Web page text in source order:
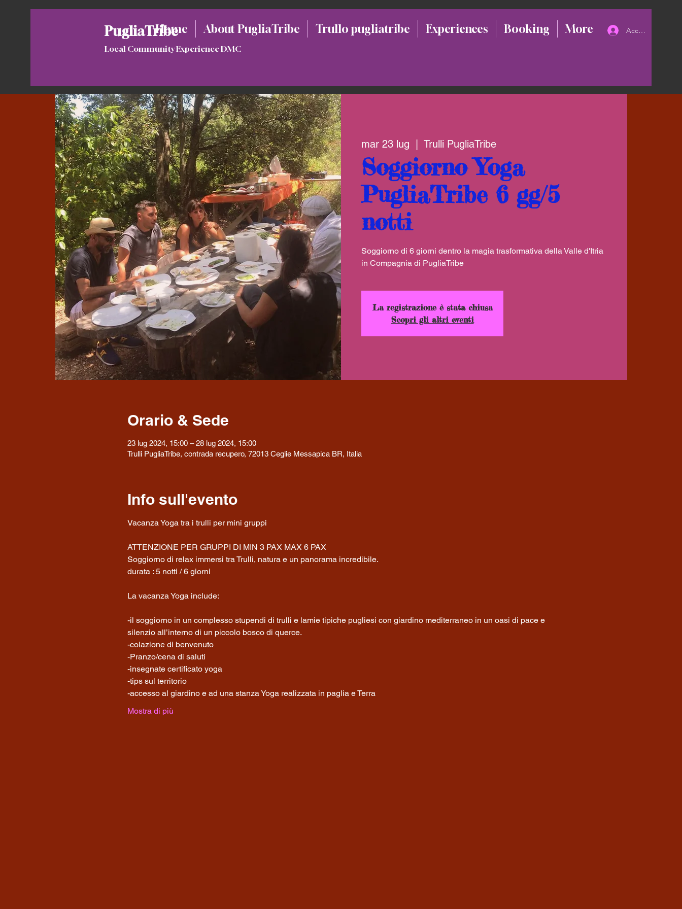
PugliaTribe
Local Community Experience DMC
Home About PugliaTribe Trullo pugliatribe Experiences Booking More Accedi
mar 23 lug Trulli PugliaTribe
Soggiorno Yoga
PugliaTribe 6 gg/5
notti
Soggiorno di 6 giorni dentro la magia trasformativa della Valle d'Itria
La registrazione è stata chiusa
Scopri gli altri eventi
Orario & Sede
23 lug 2024, 15:00 – 28 lug 2024, 15:00
Trulli PugliaTribe, contrada recupero, 72013 Ceglie Messapica BR, Italia
Info sull'evento
ATTENZIONE PER GRUPPI DI MIN 3 PAX MAX 6 PAX
Soggiorno di relax immersi tra Trulli, natura e un panorama incredibile.
durata : 5 notti / 6 giorni
-il soggiorno in un complesso stupendi di trulli e lamie tipiche pugliesi con giardino mediterraneo in un oasi di pace e
silenzio all’interno di un piccolo bosco di querce.
-colazione di benvenuto
-Pranzo/cena di saluti
-insegnate certificato yoga
-tips sul territorio
-accesso al giardino e ad una stanza Yoga realizzata in paglia e Terra
Mostra di più